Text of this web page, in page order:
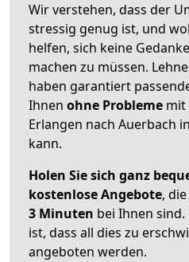
Wir verstehen, dass der
stressig genug ist, und
helfen, sich keine
machen zu müssen.
haben garantiert
Ihnen ohne Probleme mit
Erlangen nach Auerbach
kann.
Holen Sie sich ganz
kostenlose Angebote,
3 Minuten bei Ihnen
ist, dass all dies zu
angeboten werden.